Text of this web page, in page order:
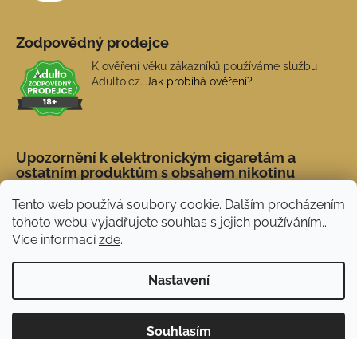
Tento web používá soubory cookie. Dalším procházením
tohoto webu vyjadřujete souhlas s jejich používáním..
Více informacízde.
Nastavení
Souhlasím
Novinka: Akční doprava s PPL od 45 Kč. Při
nákupu nad 1 500 Kč doprava ZDARMA.
Zodpovědný prodejce
K ověření věku zákazníků používáme službu
Adulto.cz. Jak probíhá ověření?
Upozornění k elektronickým cigaretám a
ostatním produktům s obsahem nikotinu
Vytvořil Shoptet
NERX.CZ. Všechna práva vyhrazena.